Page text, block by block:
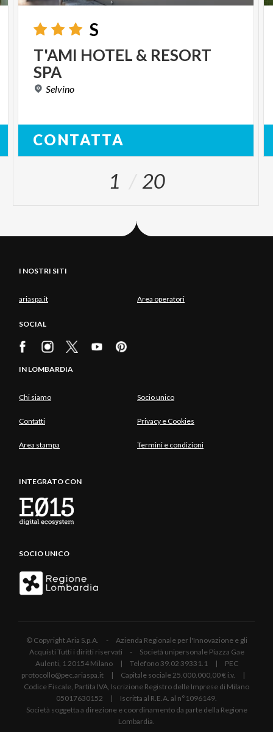
S
T'AMI HOTEL & RESORT
SPA
Selvino
CONTATTA
1 20
I NOSTRI SITI
ariaspa.it Area operatori
SOCIAL
IN LOMBARDIA
Chi siamo Socio unico
Contatti Privacy e Cookies
Area stampa Termini e condizioni
INTEGRATO CON
SOCIO UNICO
© Copyright Aria S.p.A. - Azienda Regionale per l'Innovazione e gli
Acquisti Tutti i diritti riservati - Società unipersonale Piazza Gae
Aulenti, 1 20154 Milano | Telefono 39.02 39331.1 | PEC
protocollo@pec.ariaspa.it | Capitale sociale 25.000.000,00 € i.v. |
Codice Fiscale, Partita IVA, Iscrizione Registro delle Imprese di Milano
05017630152 | Iscritta al R.E.A. al n°1096149.
Società soggetta a direzione e coordinamento da parte della Regione
Lombardia.